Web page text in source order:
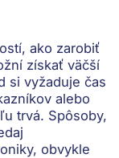
ako zarobiť
získať väčší
si vyžaduje čas
alebo
trvá. Spôsoby,
obvykle